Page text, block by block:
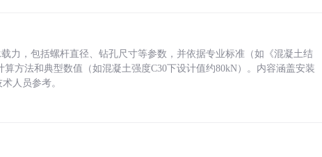
力，包括螺杆直径、钻孔尺寸等参数，并依据专业标准（如《混凝土结
方法和典型数值（如混凝土强度C30下设计值约80kN）。内容涵盖安装
人员参考。